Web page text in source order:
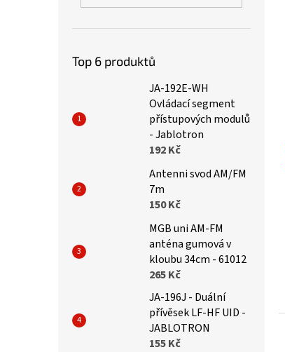
Top 6 produktů
JA-192E-WH
Ovládací segment
přístupových modulů
- Jablotron
192 Kč
Antenni svod AM/FM
7m
150 Kč
MGB uni AM-FM
anténa gumová v
kloubu 34cm - 61012
265 Kč
JA-196J - Duální
přívěsek LF-HF UID -
JABLOTRON
155 Kč